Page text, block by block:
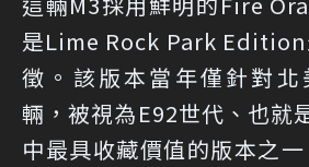
是Lime Rock Park Edition
徵。該版本當年僅針對北
輛，被視為E92世代、也就
中最具收藏價值的版本之